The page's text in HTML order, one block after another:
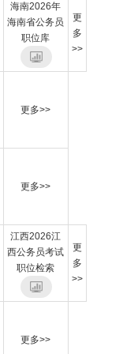
海南2026年
海南省公务员
职位库
更
多
>>
更多>>
更多>>
江西2026江
西公务员考试
职位检索
更
多
>>
更多>>